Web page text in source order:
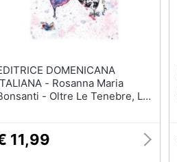
DOMENICANA
- Rosanna Maria
- Oltre Le Tenebre, La
11,99